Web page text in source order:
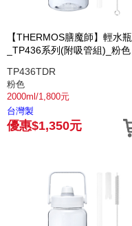
【THERMOS膳魔師】輕水瓶
_TP436系列(附吸管組)_粉色
TP436TDR
粉色
2000ml/1,800元
台灣製
優惠$1,350元